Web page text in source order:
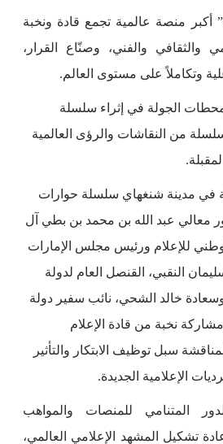
وتُعد “قمة بريدج 2025” أكبر منصة عالمية تجمع قادة ونخبة
والثقافي والفني، وصنّاع القرار،
وتكاملاً على مستوى العالم.
الجولة في إثراء سلسلة
من النقاشات والرؤى العالمية
في مدينة شنغهاي سلسلة حوارات
معالي عبد الله بن محمد بن بطي آل
للإعلام ورئيس مجلس الإمارات
النقبي، القنصل العام لدولة
خالد الشحي، نائب سفير دولة
نخبة من قادة الإعلام
سبل توظيف الابتكار والتأثير
الإعلامية الجديدة.
المتنامي للمنصات والمواهب
تشكيل المشهد الإعلامي العالمي،